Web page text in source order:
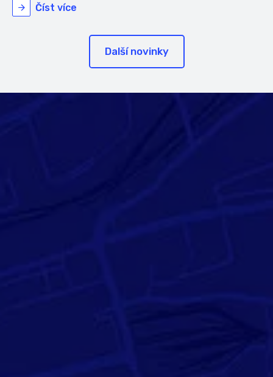
Číst více
Další novinky